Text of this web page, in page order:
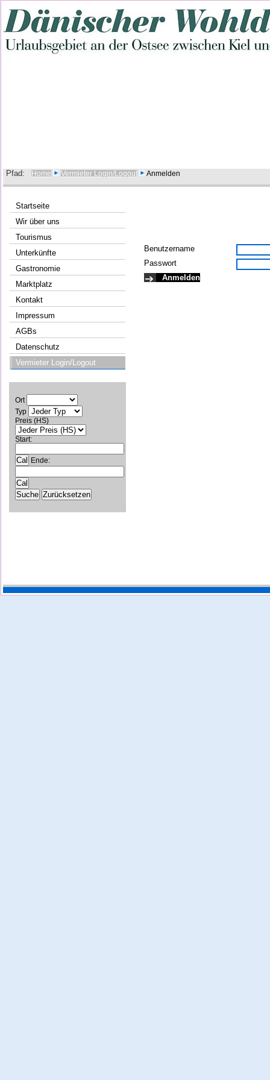
Pfad: Home Vermieter Login/Logout Anmelden
Startseite
Wir über uns
Tourismus
Unterkünfte
Gastronomie
Marktplatz
Kontakt
Impressum
AGBs
Datenschutz
Vermieter Login/Logout
Ort
Typ
Preis (HS)
Start:
Ende:
Benutzername
Passwort